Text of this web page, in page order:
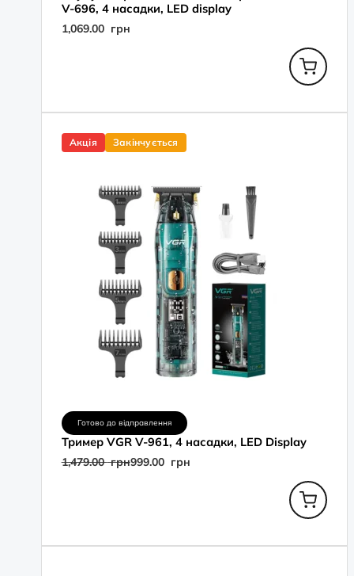
V-696, 4 насадки, LED display
1,069.00 грн
Акція Закінчується
Готово до відправлення
Тример VGR V-961, 4 насадки, LED Display
1,479.00грн
ціна:
1,479.00
999.00 грн
ціна:
999.00